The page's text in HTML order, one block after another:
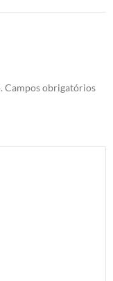
Campos obrigatórios